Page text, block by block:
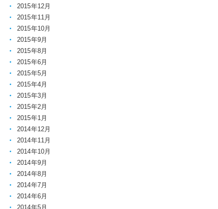
2015年12月
2015年11月
2015年10月
2015年9月
2015年8月
2015年6月
2015年5月
2015年4月
2015年3月
2015年2月
2015年1月
2014年12月
2014年11月
2014年10月
2014年9月
2014年8月
2014年7月
2014年6月
2014年5月